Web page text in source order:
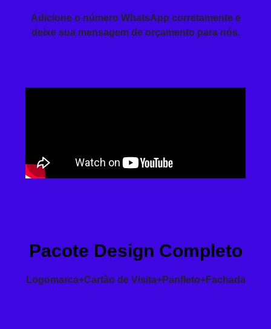
Adicione o número WhatsApp corretamente e
deixe sua mensagem de orçamento para nós.
Pacote Design Completo
Logomarca+Cartão de Visita+Panfleto+Fachada